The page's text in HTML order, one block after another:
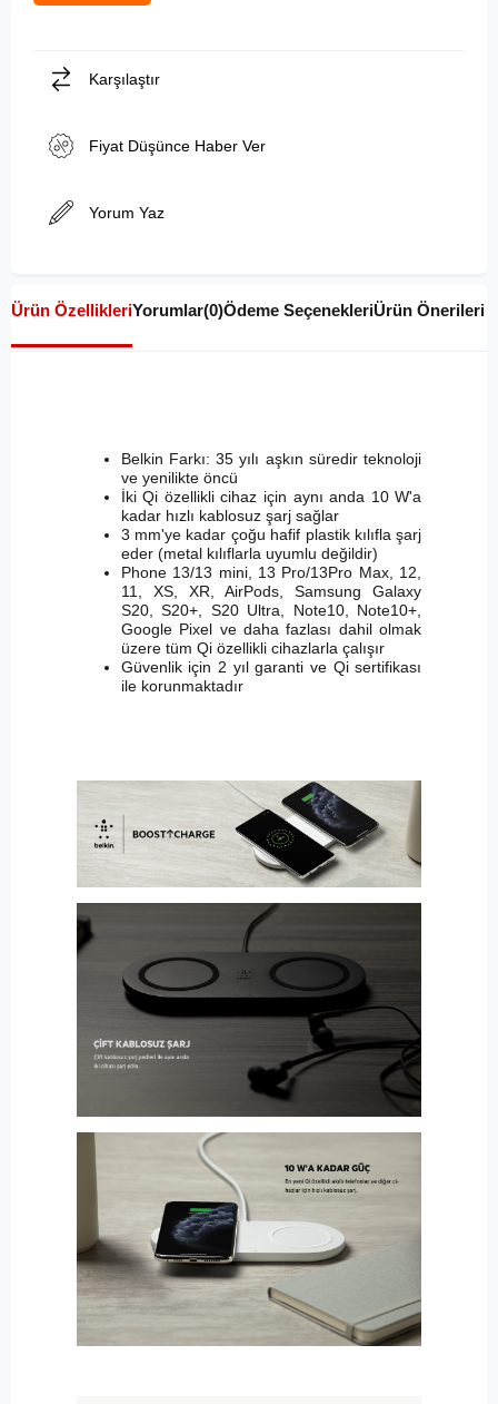
Karşılaştır
Fiyat Düşünce Haber Ver
Yorum Yaz
Ürün ÖzellikleriYorumlar(0)Ödeme SeçenekleriÜrün Önerileri
Belkin Farkı: 35 yılı aşkın süredir teknoloji
ve yenilikte öncü
İki Qi özellikli cihaz için aynı anda 10 W'a
kadar hızlı kablosuz şarj sağlar
3 mm'ye kadar çoğu hafif plastik kılıfla şarj
eder (metal kılıflarla uyumlu değildir)
Phone 13/13 mini, 13 Pro/13Pro Max, 12,
11, XS, XR, AirPods, Samsung Galaxy
S20, S20+, S20 Ultra, Note10, Note10+,
Google Pixel ve daha fazlası dahil olmak
üzere tüm Qi özellikli cihazlarla çalışır
Güvenlik için 2 yıl garanti ve Qi sertifikası
ile korunmaktadır